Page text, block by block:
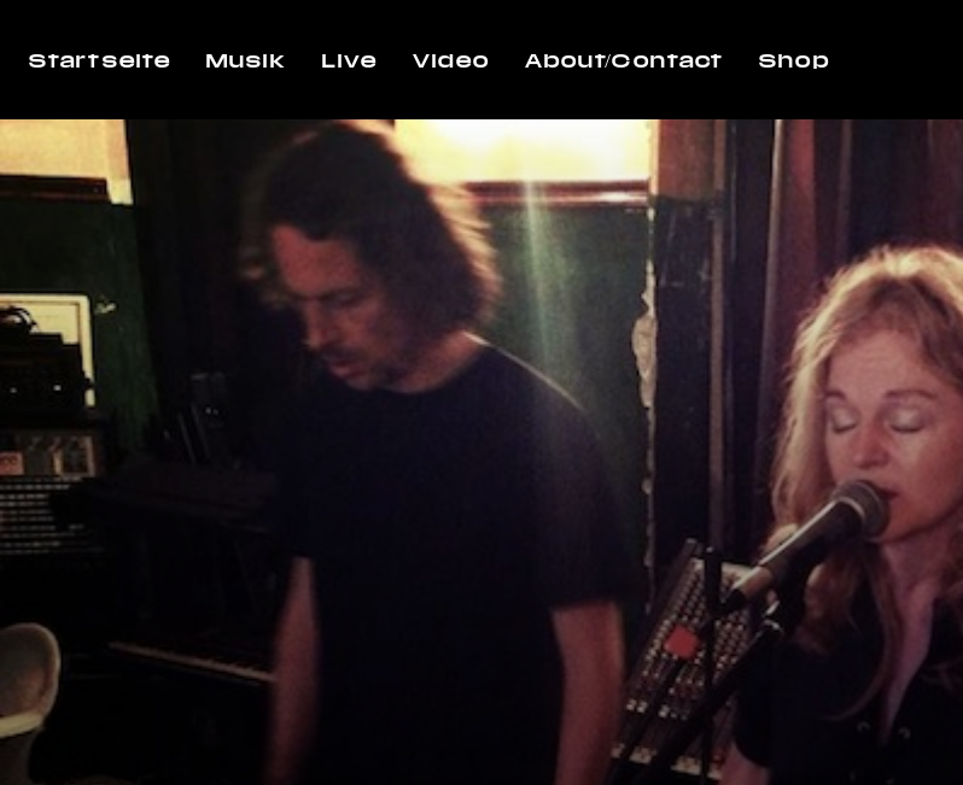
Startseite Musik Live Video About/Contact Shop